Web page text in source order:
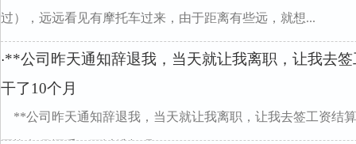
过），远远看见有摩托车过来，由于距离有些远，就想...
·**公司昨天通知辞退我，当天就让我离职，让我去
干了10个月
**公司昨天通知辞退我，当天就让我离职，让我去签工资结